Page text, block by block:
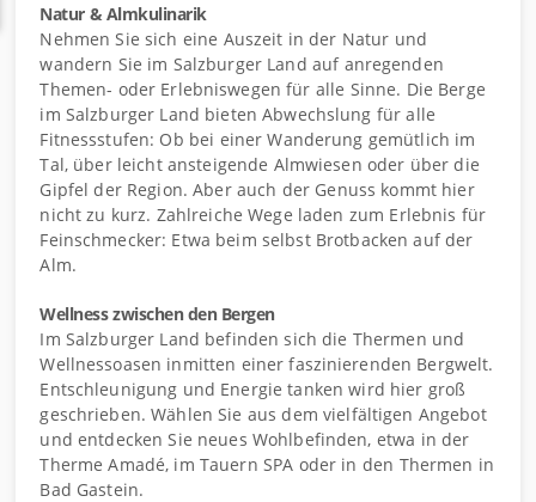
Natur & Almkulinarik
Nehmen Sie sich eine Auszeit in der Natur und
wandern Sie im Salzburger Land auf anregenden
Themen- oder Erlebniswegen für alle Sinne. Die Berge
im Salzburger Land bieten Abwechslung für alle
Fitnessstufen: Ob bei einer Wanderung gemütlich im
Tal, über leicht ansteigende Almwiesen oder über die
Gipfel der Region. Aber auch der Genuss kommt hier
nicht zu kurz. Zahlreiche Wege laden zum Erlebnis für
Feinschmecker: Etwa beim selbst Brotbacken auf der
Alm.
Wellness zwischen den Bergen
Im Salzburger Land befinden sich die Thermen und
Wellnessoasen inmitten einer faszinierenden Bergwelt.
Entschleunigung und Energie tanken wird hier groß
geschrieben. Wählen Sie aus dem vielfältigen Angebot
und entdecken Sie neues Wohlbefinden, etwa in der
Therme Amadé, im Tauern SPA oder in den Thermen in
Bad Gastein.